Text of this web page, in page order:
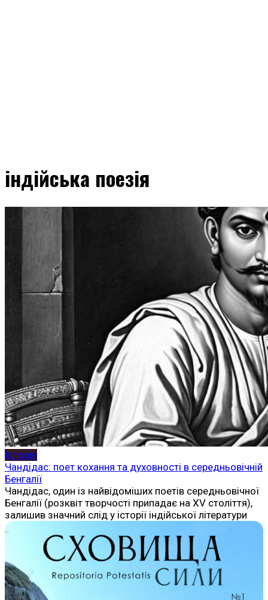
індійська поезія
Історія
Чандідас: поет кохання та духовності в середньовічній
Бенгалії
Чандідас, один із найвідоміших поетів середньовічної
Бенгалії (розквіт творчості припадає на XV століття),
залишив значний слід у історії індійської літератури